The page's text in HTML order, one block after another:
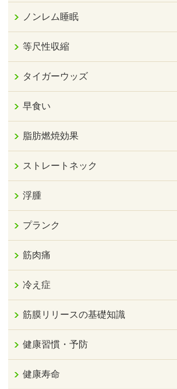
ノンレム睡眠
等尺性収縮
タイガーウッズ
早食い
脂肪燃焼効果
ストレートネック
浮腫
プランク
筋肉痛
冷え症
筋膜リリースの基礎知識
健康習慣・予防
健康寿命